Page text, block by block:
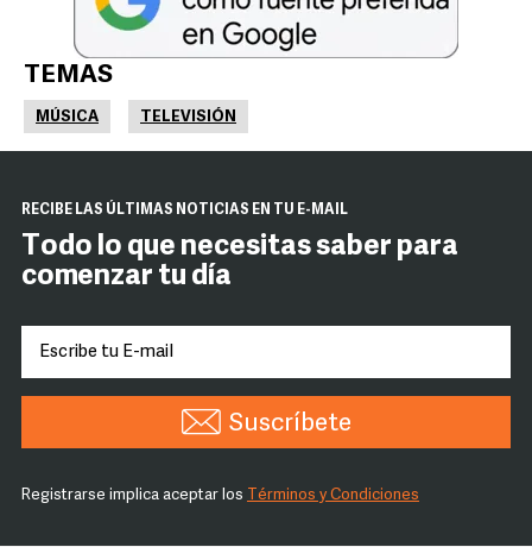
TEMAS
MÚSICA TELEVISIÓN
RECIBE LAS ÚLTIMAS NOTICIAS EN TU E-MAIL
Todo lo que necesitas saber para
comenzar tu día
Suscríbete
Registrarse implica aceptar los Términos y Condiciones